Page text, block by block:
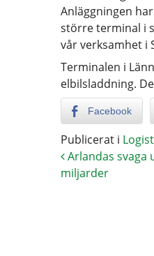
Anläggningen
större terminal i
vår verksamhet i
Terminalen i
elbilsladdning.
Facebook
Publicerat i
Arlandas svaga
miljarder